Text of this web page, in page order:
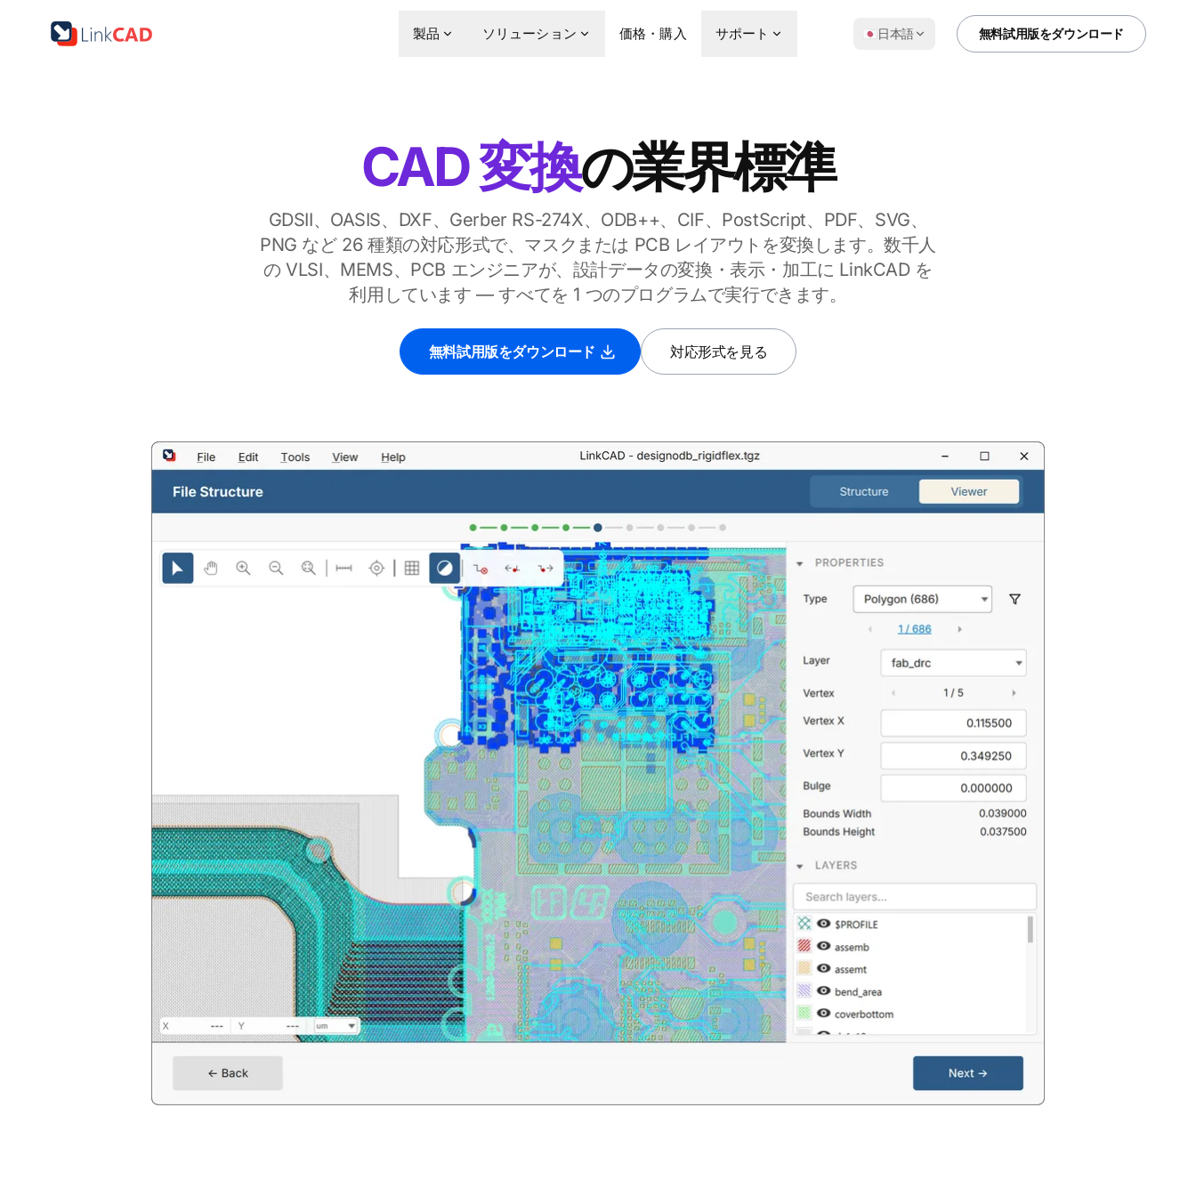
製品 ソリューション 価格・購入 サポート 🇯🇵 日本語 無料試用版をダウンロード
CAD 変換の業界標準
GDSII、OASIS、DXF、Gerber RS-274X、ODB++、CIF、PostScript、PDF、SVG、
PNG など 26 種類の対応形式で、マスクまたは PCB レイアウトを変換します。数千人
の VLSI、MEMS、PCB エンジニアが、設計データの変換・表示・加工に LinkCAD を
利用しています — すべてを 1 つのプログラムで実行できます。
無料試用版をダウンロード 対応形式を見る